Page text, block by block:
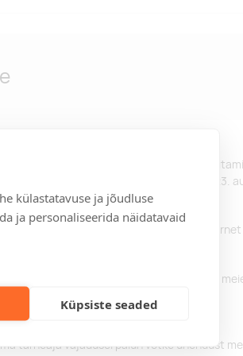
külastatavuse ja jõudluse
ja personaliseerida näidatavaid
Küpsiste seaded
on 12 tööpäeva pärast kujunduse
jooksul, saate tooted kätte hiljemalt 23.
tingimused
500 euro tellimuste puhul pakume tasuta tarnet
oma olemasolevaid ning eelnevaid tellimusi
tarneaja vajadusel palun võtke ühendust